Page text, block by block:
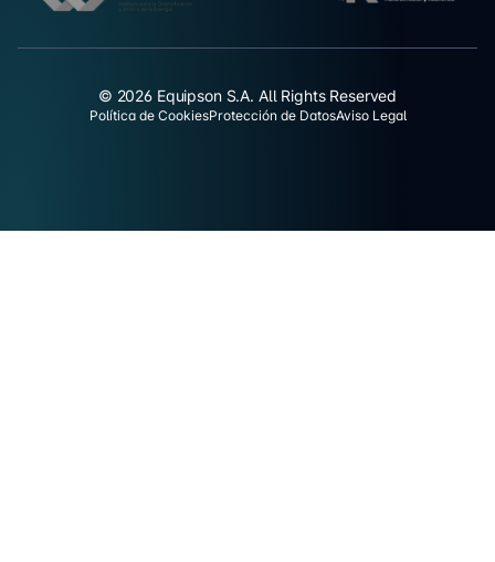
© 2026 Equipson S.A. All Rights Reserved
Política de CookiesProtección de DatosAviso Legal